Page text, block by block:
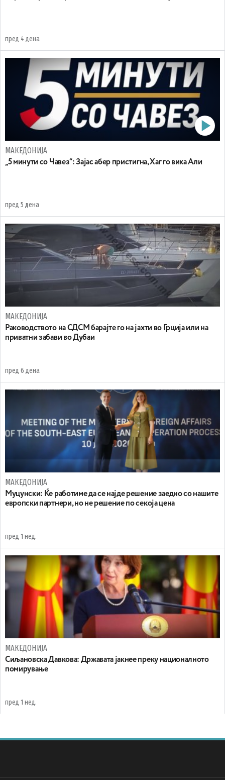
пред 4 дена
МАКЕДОНИЈА
„5 минути со Чавез“: Зајас абер пристигна, Хаг го вика Али
пред 5 дена
МАКЕДОНИЈА
Раководството на СДСМ барајте го на јахти во Грција или на
приватни забави во Дубаи
пред 6 дена
МАКЕДОНИЈА
Муцунски: Ќе работиме да се најде решение заедно со нашите
европски партнери, но не решение по секоја цена
пред 1 нед.
МАКЕДОНИЈА
Сиљановска Давкова: Државата јакнее преку националното
помирување
пред 1 нед.